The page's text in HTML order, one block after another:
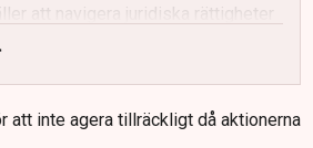
att navigera juridiska rättigheter
inte agera tillräckligt då aktionerna